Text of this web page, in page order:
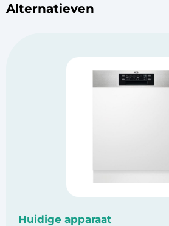
Alternatieven
Huidige apparaat